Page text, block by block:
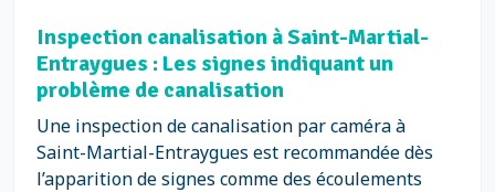
Inspection canalisation à Saint-Martial-
Entraygues : Les signes indiquant un
problème de canalisation
Une inspection de canalisation par caméra à
Saint-Martial-Entraygues est recommandée dès
l’apparition de signes comme des écoulements